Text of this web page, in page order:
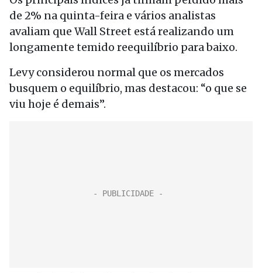
de 2% na quinta-feira e vários analistas
avaliam que Wall Street está realizando um
longamente temido reequilíbrio para baixo.
Levy considerou normal que os mercados
busquem o equilíbrio, mas destacou: “o que se
viu hoje é demais”.